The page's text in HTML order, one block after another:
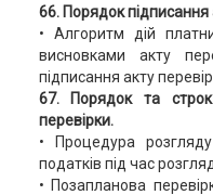
66. Порядок підписання
• Алгоритм дій
висновками акту
підписання акту
67. Порядок та
перевірки.
• Процедура
податків під час
• Позапланова